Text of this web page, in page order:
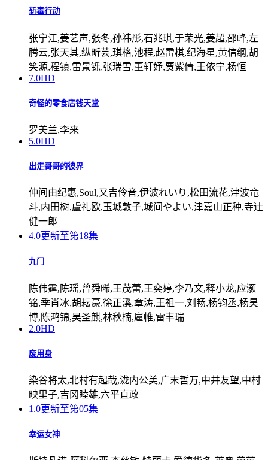
斩毒行动
张宁江,姜艺声,张冬,孙祎彤,石兆琪,于荣光,姜超,邵峰,左
腾云,张天其,纵昕芸,琪格,池程,赵雷棋,纪海星,黄信纲,胡
笑源,程镇,雷景铄,张瑞雪,董轩妤,贾紫倩,王依宁,杨恒
7.0HD
奇怪的零食店钱天堂
罗美兰,李来
5.0HD
出走哥哥的彼界
仲间由纪惠,Soul,又吉伶音,伊波れいり,松田流花,津波竜
斗,内田树,盧礼欧,玉城敦子,城间やよい,津嘉山正种,寺辻
健一郎
4.0更新至第18集
九门
陈伟霆,陈瑶,曾舜晞,王茂蕾,王奕婷,李乃文,释小龙,应灏
铭,季肖冰,胡耘豪,徐正溪,章涛,王祖一,刘畅,杨钧丞,杨昊
博,陈鸿锦,吴圣麒,林秋楠,扈帷,雷丰瑞
2.0HD
废用身
染谷将太,北村有起哉,泷内公美,广末哲万,中井友望,中村
映里子,吉冈睦雄,六平直政
1.0更新至第05集
幸运女神